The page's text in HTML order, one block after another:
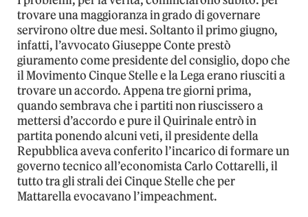
trovare una maggioranza in grado di governare
servirono oltre due mesi. Soltanto il primo giugno,
infatti, l’avvocato Giuseppe Conte prestò
giuramento come presidente del consiglio, dopo che
il Movimento Cinque Stelle e la Lega erano riusciti a
trovare un accordo. Appena tre giorni prima,
quando sembrava che i partiti non riuscissero a
mettersi d’accordo e pure il Quirinale entrò in
partita ponendo alcuni veti, il presidente della
Repubblica aveva conferito l’incarico di formare un
governo tecnico all’economista Carlo Cottarelli, il
tutto tra gli strali dei Cinque Stelle che per
Mattarella evocavano l’impeachment.